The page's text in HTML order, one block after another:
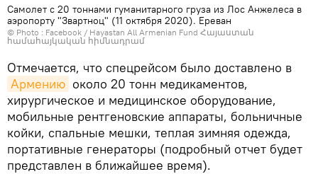
Самолет с 20 тоннами гуманитарного груза из Лос Анжелеса в
аэропорту "Звартноц" (11 октября 2020). Еревaн
© Photo : Facebook / Hayastan All Armenian Fund Հայաստան
համահայկական հիմնադրամ
Отмечается, что спецрейсом было доставлено в
Армению около 20 тонн медикаментов,
хирургическое и медицинское оборудование,
мобильные рентгеновские аппараты, больничные
койки, спальные мешки, теплая зимняя одежда,
портативные генераторы (подробный отчет будет
представлен в ближайшее время).